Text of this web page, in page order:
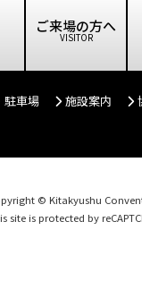
ご来場の方へ
駐車場 施設案内
© Kitakyushu
site is protected by